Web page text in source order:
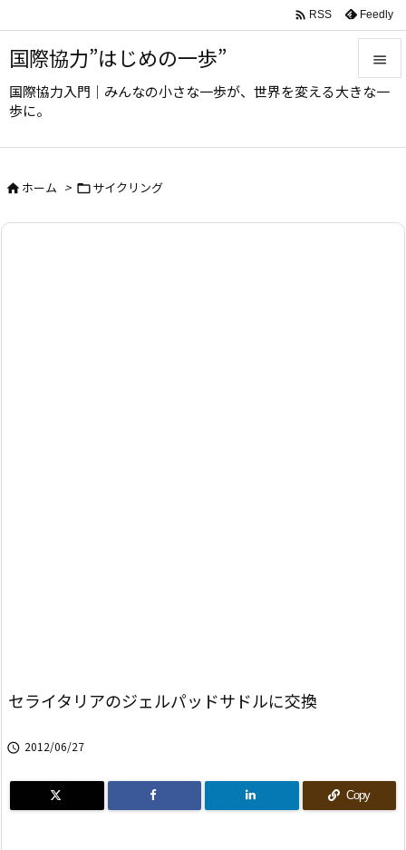
国際協力”はじめの一歩”
国際協力入門｜みんなの小さな一歩が、世界を変える大きな一
歩に。



 RSS Feedly
ホーム > サイクリング
セライタリアのジェルパッドサドルに交換
 2012/06/27
Copy